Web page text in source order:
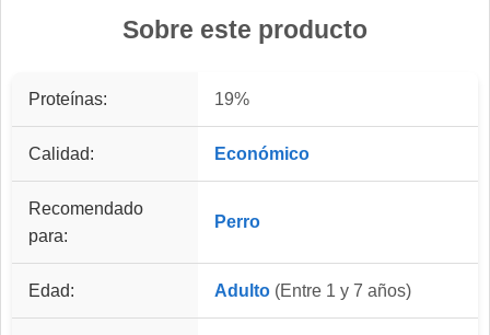
Sobre este producto
Proteínas: 19%
Calidad: Económico
Recomendado
para:
Perro
Edad: Adulto (Entre 1 y 7 años)